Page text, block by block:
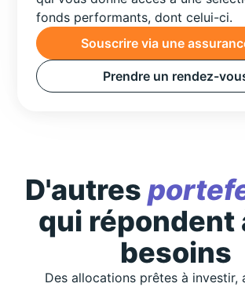
fonds performants, dont celui-ci.
Souscrire via une
Prendre un rendez-
D'autres
qui répondent
besoins
Des allocations prêtes à investir,